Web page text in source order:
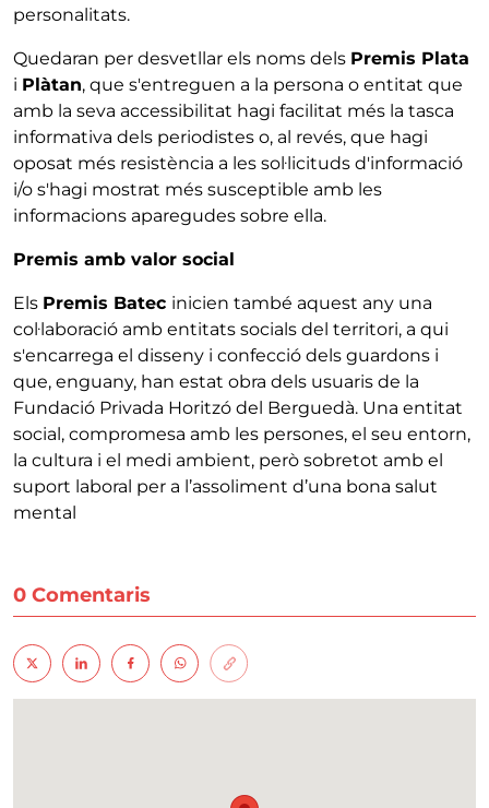
personalitats.
Quedaran per desvetllar els noms dels Premis Plata
i Plàtan, que s'entreguen a la persona o entitat que
amb la seva accessibilitat hagi facilitat més la tasca
informativa dels periodistes o, al revés, que hagi
oposat més resistència a les sol·licituds d'informació
i/o s'hagi mostrat més susceptible amb les
informacions aparegudes sobre ella.
Premis amb valor social
Els Premis Batec inicien també aquest any una
col·laboració amb entitats socials del territori, a qui
s'encarrega el disseny i confecció dels guardons i
que, enguany, han estat obra dels usuaris de la
Fundació Privada Horitzó del Berguedà. Una entitat
social, compromesa amb les persones, el seu entorn,
la cultura i el medi ambient, però sobretot amb el
suport laboral per a l’assoliment d’una bona salut
mental
0 Comentaris